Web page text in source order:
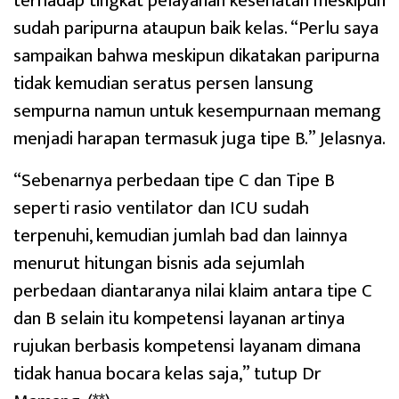
sudah paripurna ataupun baik kelas. “Perlu saya
sampaikan bahwa meskipun dikatakan paripurna
tidak kemudian seratus persen lansung
sempurna namun untuk kesempurnaan memang
menjadi harapan termasuk juga tipe B.” Jelasnya.
“Sebenarnya perbedaan tipe C dan Tipe B
seperti rasio ventilator dan ICU sudah
terpenuhi, kemudian jumlah bad dan lainnya
menurut hitungan bisnis ada sejumlah
perbedaan diantaranya nilai klaim antara tipe C
dan B selain itu kompetensi layanan artinya
rujukan berbasis kompetensi layanam dimana
tidak hanua bocara kelas saja,” tutup Dr